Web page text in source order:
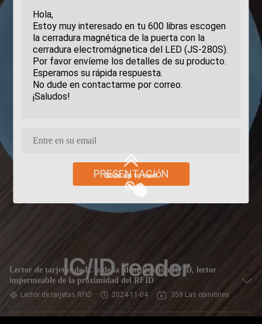
PRESENTACIóN
Lector de tarjetas de IC o de la identificación RFID, lector
impermeable de la proximidad del RFID
Lector de tarjetas RFID 2024-11-04 359 Las opiniones